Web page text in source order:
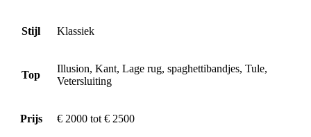
Stijl Klassiek
Top
Illusion, Kant, Lage rug, spaghettibandjes, Tule,
Vetersluiting
Prijs € 2000 tot € 2500